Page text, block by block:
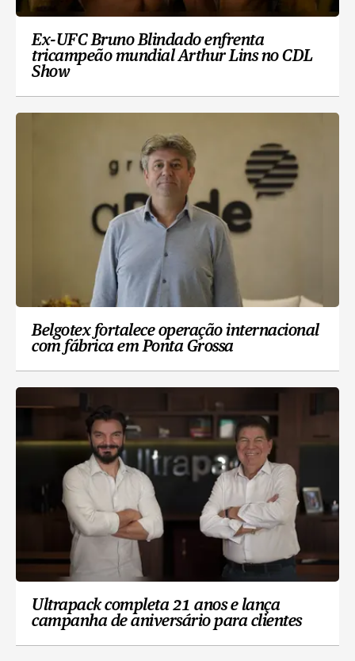
Ex-UFC Bruno Blindado enfrenta
tricampeão mundial Arthur Lins no CDL
Show
Belgotex fortalece operação internacional
com fábrica em Ponta Grossa
Ultrapack completa 21 anos e lança
campanha de aniversário para clientes